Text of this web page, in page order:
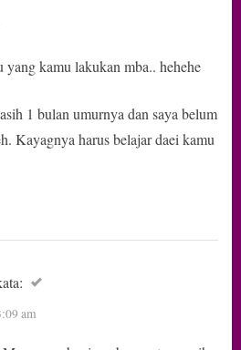
kamu lakukan mba.. hehehe
1 bulan umurnya dan saya belum
Kayagnya harus belajar daei kamu
am